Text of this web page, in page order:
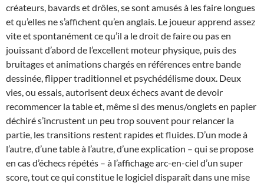
créateurs, bavards et drôles, se sont amusés à les faire longues
et qu’elles ne s’affichent qu’en anglais. Le joueur apprend assez
vite et spontanément ce qu’il a le droit de faire ou pas en
jouissant d’abord de l’excellent moteur physique, puis des
bruitages et animations chargés en références entre bande
dessinée, flipper traditionnel et psychédélisme doux. Deux
vies, ou essais, autorisent deux échecs avant de devoir
recommencer la table et, même si des menus/onglets en papier
déchiré s’incrustent un peu trop souvent pour relancer la
partie, les transitions restent rapides et fluides. D’un mode à
l’autre, d’une table à l’autre, d’une explication – qui se propose
en cas d’échecs répétés – à l’affichage arc-en-ciel d’un super
score, tout ce qui constitue le logiciel disparaît dans une mise